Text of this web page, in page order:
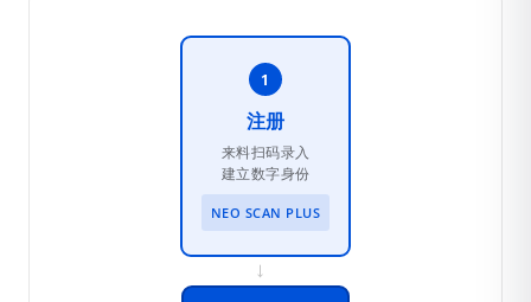
1
注册
来料扫码录入
建立数字身份
NEO SCAN PLUS
→